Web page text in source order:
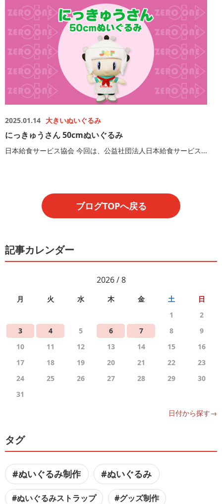
2025.01.14 大きいぬいぐるみ
にっきゅうさん 50cmぬいぐるみ
日本給食サービス協会 今回は、公益社団法人日本給食サービス...
ブログTOPへ戻る
記事カレンダー
2026 / 8
月 火 水 木 金 土
日
1
2
3
4 5 6 7 8
9
10
11 12 13 14 15
16
17
18 19 20 21 22
23
24
25 26 27 28 29
30
31
日付から探す→
タグ
#ぬいぐるみ制作 #ぬいぐるみ
#ぬいぐるみストラップ #グッズ制作